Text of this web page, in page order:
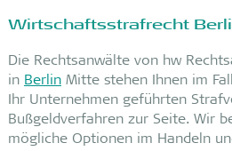
Wirtschaftsstrafrecht
Die Rechtsanwälte von hw
in BerlinMitte stehen Ihnen im
Ihr Unternehmen geführten
Bußgeldverfahren zur Seite. Wir
mögliche Optionen im Handeln